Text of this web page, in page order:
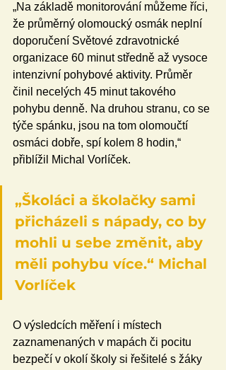
„Na základě monitorování můžeme říci,
že průměrný olomoucký osmák neplní
doporučení Světové zdravotnické
organizace 60 minut středně až vysoce
intenzivní pohybové aktivity. Průměr
činil necelých 45 minut takového
pohybu denně. Na druhou stranu, co se
týče spánku, jsou na tom olomoučtí
osmáci dobře, spí kolem 8 hodin,“
přiblížil Michal Vorlíček.
„Školáci a školačky sami
přicházeli s nápady, co by
mohli u sebe změnit, aby
měli pohybu více.“ Michal
Vorlíček
O výsledcích měření i místech
zaznamenaných v mapách či pocitu
bezpečí v okolí školy si řešitelé s žáky